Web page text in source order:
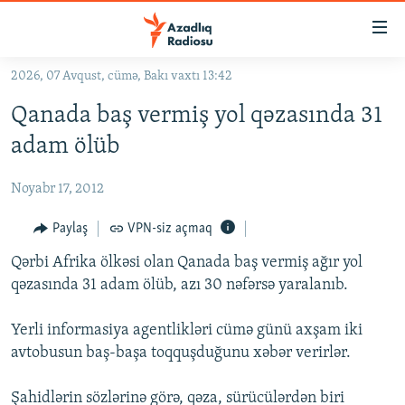
Əsas
qayıt
Əsas
qayıt
#İZAHLA
#ƏSLINDƏ
FƏRQƏ BAX
QANUNI DOĞRU
ARAŞDIRMA
MULTIMEDIA
VIDEO
FOTOQALEREYA
RADIO ARXIV
OXU ZALI
HAQQIMIZDA
2026, 07 Avqust, cümə, Bakı vaxtı 13:42
Qanada baş vermiş yol qəzasında 31
adam ölüb
Noyabr 17, 2012
Paylaş VPN-siz açmaq
Qərbi Afrika ölkəsi olan Qanada baş vermiş ağır yol
qəzasında 31 adam ölüb, azı 30 nəfərsə yaralanıb.
Yerli informasiya agentlikləri cümə günü axşam iki
avtobusun baş-başa toqquşduğunu xəbər verirlər.
Şahidlərin sözlərinə görə, qəza, sürücülərdən biri